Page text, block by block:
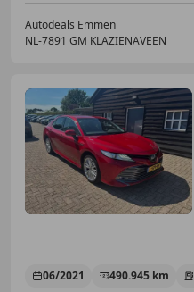
Autodeals Emmen
NL-7891 GM KLAZIENAVEEN
06/2021 490.945 km